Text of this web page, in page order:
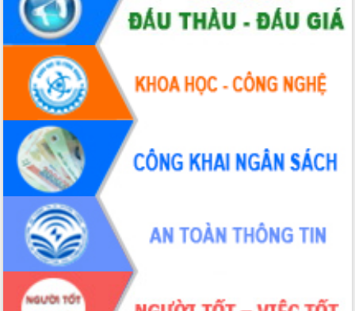
Xây dựng nền hành chính số đồng
hành cùng nông dân dân, doanh nghiệp
Giai đoạn 2026-2030, Đắk Lắk phấn
đấu có 77% xã đạt chuẩn nông thôn
mới
Chuyển đổi số 'mở đường' cho nông
nghiệp Đắk Lắk tăng trưởng bứt phá
Triển khai đồng bộ đo đạc, lập hồ sơ
địa chính, hoàn thiện cơ sở dữ liệu đất
đai
Ứng dụng sinh trắc học - Bước tiến
trong hành trình chuyển đổi số tại Đắk
Lắk
Đắk Lắk nâng cao hiệu quả công tác
Đảng từ Sổ tay đảng viên điện tử
Đắk Lắk đẩy mạnh nuôi biển công
nghệ, hướng tới phát triển thủy sản
bền vững